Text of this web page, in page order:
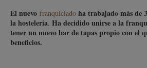
El nuevo franquiciado ha trabajado más de
la hostelería. Ha decidido unirse a la
tener un nuevo bar de tapas propio con el
beneficios.